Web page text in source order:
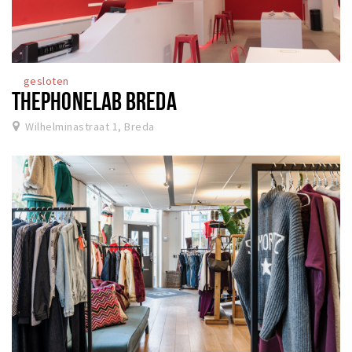
gesloten
THEPHONELAB BREDA
Wilhelminastraat 1, Breda